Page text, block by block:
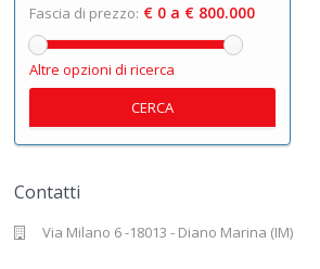
Fascia di prezzo: € 0 a € 800.000
Altre opzioni di ricerca
CERCA
Contatti
Via Milano 6 -18013 - Diano Marina (IM)